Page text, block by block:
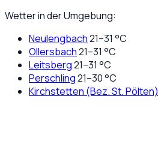
Wetter in der Umgebung:
Neulengbach21–31 °C
Ollersbach21–31 °C
Leitsberg21–31 °C
Perschling21–30°C
Kirchstetten (Bez. St. Pölten)